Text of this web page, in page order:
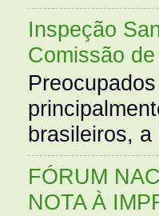
Inspeção
Comissão
brasileiros, a
FÓRUM
NOTA À